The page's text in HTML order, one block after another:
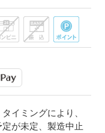
イミングにより、
が未定、製造中止